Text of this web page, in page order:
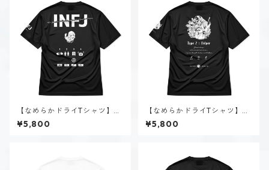
【なめらかドライTシャツ】神
道 いのり（INFJ）｜ブラック
¥5,800
【なめらかドライTシャツ】タ
イプ２-助ける人（ダーク）｜
ブラック
¥5,800